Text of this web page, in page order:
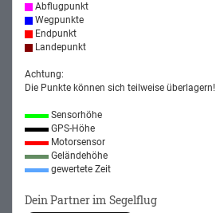
Abflugpunkt
Wegpunkte
Endpunkt
Landepunkt
Achtung:
Die Punkte können sich teilweise überlagern!
Sensorhöhe
GPS-Höhe
Motorsensor
Geländehöhe
gewertete Zeit
Dein Partner im Segelflug